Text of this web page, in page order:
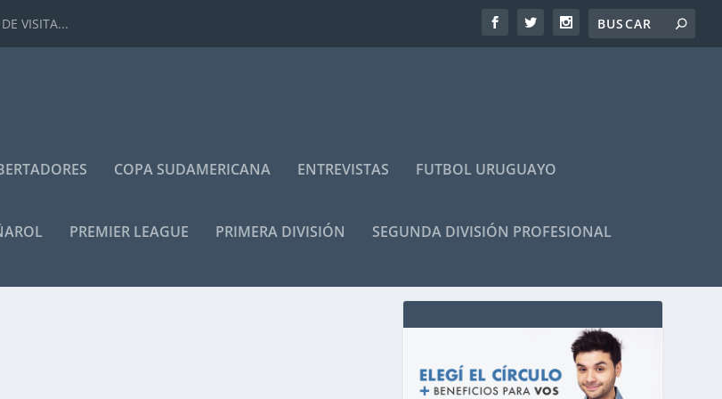
VISITA...
COPA SUDAMERICANA ENTREVISTAS FUTBOL URUGUAYO
PREMIER LEAGUE PRIMERA DIVISIÓN SEGUNDA DIVISIÓN PROFESIONAL